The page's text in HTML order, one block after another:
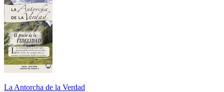
La Antorcha de la Verdad